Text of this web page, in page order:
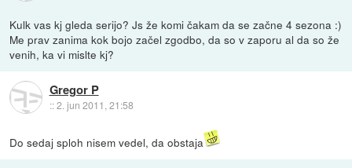
Kulk vas kj gleda serijo? Js že komi čakam da se začne 4 sezona :)
Me prav zanima kok bojo začel zgodbo, da so v zaporu al da so že
venih, ka vi mislte kj?
Gregor P
::2. jun 2011, 21:58
Do sedaj sploh nisem vedel, da obstaja